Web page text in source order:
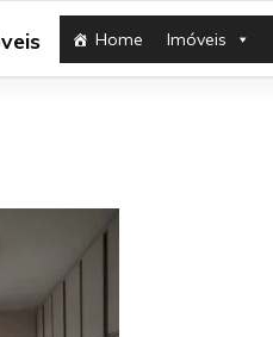
Home Imóveis